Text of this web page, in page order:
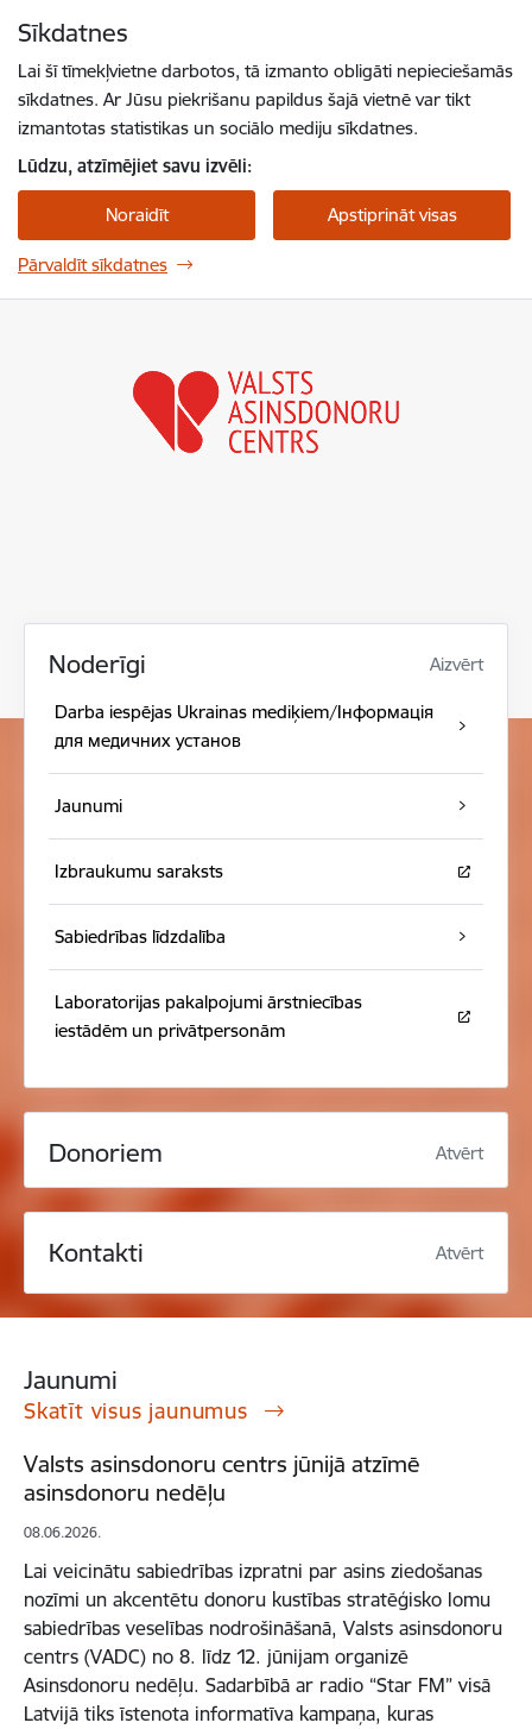
Sīkdatnes
Lai šī tīmekļvietne darbotos, tā izmanto obligāti nepieciešamās
sīkdatnes. Ar Jūsu piekrišanu papildus šajā vietnē var tikt
izmantotas statistikas un sociālo mediju sīkdatnes.
Lūdzu, atzīmējiet savu izvēli:
Noraidīt Apstiprināt visas
Pārvaldīt sīkdatnes
Noderīgi Aizvērt
Darba iespējas Ukrainas mediķiem/Інформація
для медичних установ
Jaunumi
Izbraukumu saraksts
Sabiedrības līdzdalība
Laboratorijas pakalpojumi ārstniecības
iestādēm un privātpersonām
Donoriem Atvērt
Kontakti Atvērt
Jaunumi
Skatīt visus jaunumus
Valsts asinsdonoru centrs jūnijā atzīmē
asinsdonoru nedēļu
08.06.2026.
Lai veicinātu sabiedrības izpratni par asins ziedošanas
nozīmi un akcentētu donoru kustības stratēģisko lomu
sabiedrības veselības nodrošināšanā, Valsts asinsdonoru
centrs (VADC) no 8. līdz 12. jūnijam organizē
Asinsdonoru nedēļu. Sadarbībā ar radio “Star FM” visā
Latvijā tiks īstenota informatīva kampaņa, kuras